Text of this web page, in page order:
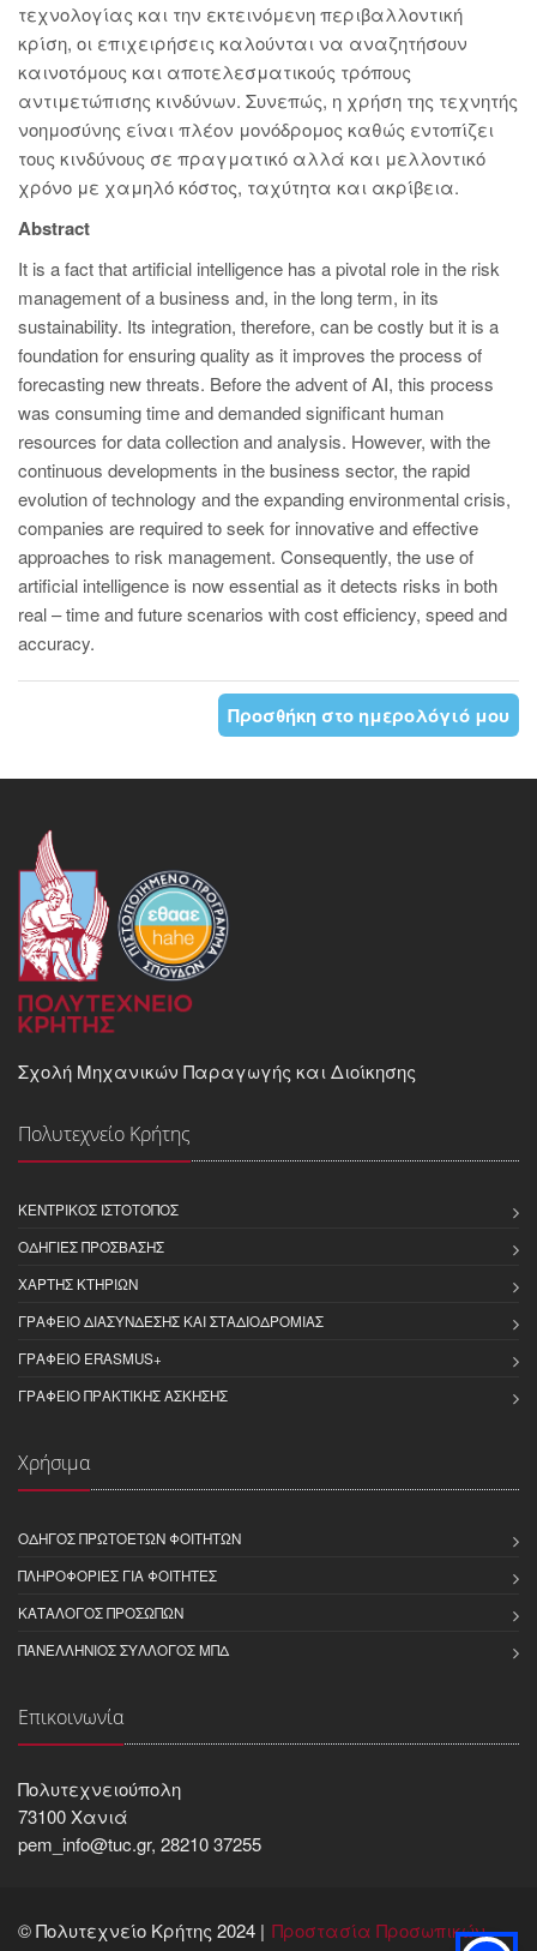
τεχνολογίας και την εκτεινόμενη περιβαλλοντική
κρίση, οι επιχειρήσεις καλούνται να αναζητήσουν
καινοτόμους και αποτελεσματικούς τρόπους
αντιμετώπισης κινδύνων. Συνεπώς, η χρήση της τεχνητής
νοημοσύνης είναι πλέον μονόδρομος καθώς εντοπίζει
τους κινδύνους σε πραγματικό αλλά και μελλοντικό
χρόνο με χαμηλό κόστος, ταχύτητα και ακρίβεια.
Abstract
It is a fact that artificial intelligence has a pivotal role in the risk
management of a business and, in the long term, in its
sustainability. Its integration, therefore, can be costly but it is a
foundation for ensuring quality as it improves the process of
forecasting new threats. Before the advent of AI, this process
was consuming time and demanded significant human
resources for data collection and analysis. However, with the
continuous developments in the business sector, the rapid
evolution of technology and the expanding environmental crisis,
companies are required to seek for innovative and effective
approaches to risk management. Consequently, the use of
artificial intelligence is now essential as it detects risks in both
real – time and future scenarios with cost efficiency, speed and
accuracy.
Προσθήκη στο ημερολόγιό μου
Σχολή Μηχανικών Παραγωγής και Διοίκησης
Πολυτεχνείο Κρήτης
ΚΕΝΤΡΙΚΌΣ ΙΣΤΌΤΟΠΟΣ
ΟΔΗΓΊΕΣ ΠΡΌΣΒΑΣΗΣ
ΧΆΡΤΗΣ ΚΤΗΡΊΩΝ
ΓΡΑΦΕΊΟ ΔΙΑΣΎΝΔΕΣΗΣ ΚΑΙ ΣΤΑΔΙΟΔΡΟΜΊΑΣ
ΓΡΑΦΕΊΟ ERASMUS+
ΓΡΑΦΕΊΟ ΠΡΑΚΤΙΚΉΣ ΆΣΚΗΣΗΣ
Χρήσιμα
ΟΔΗΓΌΣ ΠΡΩΤΟΕΤΏΝ ΦΟΙΤΗΤΏΝ
ΠΛΗΡΟΦΟΡΊΕΣ ΓΙΑ ΦΟΙΤΗΤΈΣ
ΚΑΤΆΛΟΓΟΣ ΠΡΟΣΏΠΩΝ
ΠΑΝΕΛΛΉΝΙΟΣ ΣΎΛΛΟΓΟΣ ΜΠΔ
Επικοινωνία
Πολυτεχνειούπολη
73100 Χανιά
pem_info@tuc.gr, 28210 37255
© Πολυτεχνείο Κρήτης 2024 | Προστασία Προσωπικών